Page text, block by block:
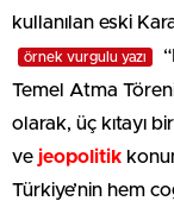
kullanılan eski
örnek vurgulu yazı
Temel Atma
olarak, üç kıtayı
ve jeopolitik
Türkiye’nin hem